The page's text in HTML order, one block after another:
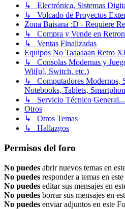
↳ Electrónica, Sistemas
↳ Volcado de Proyectos
Zona Baisana :D - Requiere
↳ Compra y Vende en
↳ Ventas Finalizadas
Equipos No Taaaaaan Retro
↳ Consolas Modernas y
Wii[u], Switch, etc.)
↳ Computadores Modernos,
Notebooks, Tablets,
↳ Servicio Técnico General...
Otros
↳ Otros Temas
↳ Hallazgos
Permisos del foro
No puedes abrir nuevos temas en
No puedes responder a temas en
No puedes editar sus mensajes en
No puedes borrar sus mensajes en
No puedes enviar adjuntos en este